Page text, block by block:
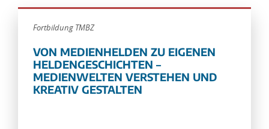
Fortbildung TMBZ
VON MEDIENHELDEN ZU EIGENEN
HELDENGESCHICHTEN –
MEDIENWELTEN VERSTEHEN UND
KREATIV GESTALTEN